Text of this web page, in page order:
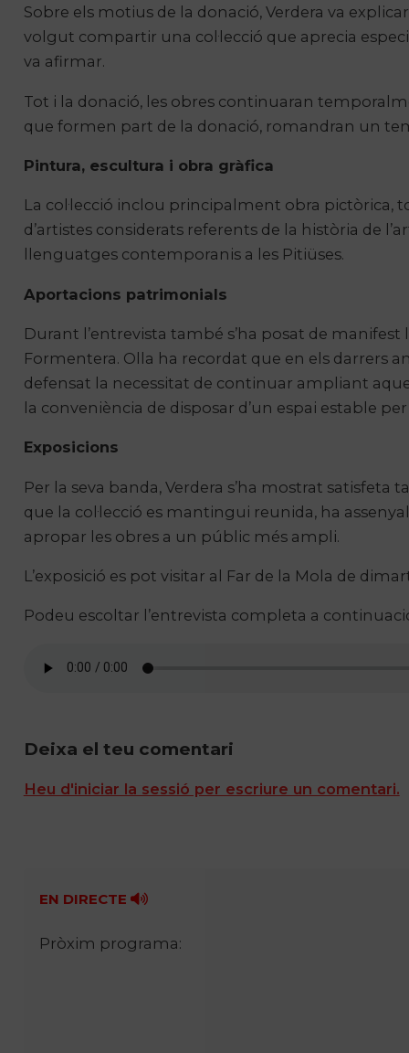
Sobre els motius de la donació, Verdera va
volgut compartir una col·lecció que aprecia
va afirmar.
Tot i la donació, les obres continuaran
que formen part de la donació, romandran un
Pintura, escultura i obra gràfica
La col·lecció inclou principalment obra pictòrica,
d’artistes considerats referents de la història de
llenguatges contemporanis a les Pitiüses.
Aportacions patrimonials
Durant l’entrevista també s’ha posat de
Formentera. Olla ha recordat que en els darrers
defensat la necessitat de continuar ampliant
la conveniència de disposar d’un espai estable
Exposicions
Per la seva banda, Verdera s’ha mostrat
que la col·lecció es mantingui reunida, ha
apropar les obres a un públic més ampli.
L’exposició es pot visitar al Far de la Mola de
Podeu escoltar l’entrevista completa a
Deixa el teu comentari
Heu d'iniciar la sessió per escriure un comentari.
EN DIRECTE
Pròxim programa: